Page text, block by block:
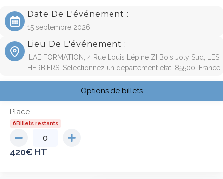
Date De L'événement :
15 septembre 2026
Lieu De L'événement :
ILAE FORMATION, 4 Rue Louis Lépine ZI Bois Joly Sud, LES
HERBIERS, Sélectionnez un département état, 85500, France
Options de billets
Place
6Billets restants
420€